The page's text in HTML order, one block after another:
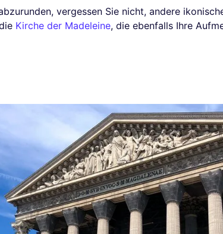
vergessen Sie nicht, andere
Kirche der Madeleine, die ebenfalls Ihre